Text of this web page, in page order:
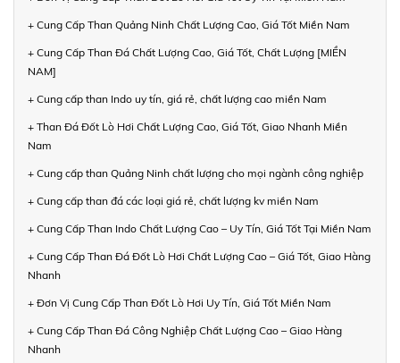
+ Cung Cấp Than Quảng Ninh Chất Lượng Cao, Giá Tốt Miền Nam
+ Cung Cấp Than Đá Chất Lượng Cao, Giá Tốt, Chất Lượng [MIỀN
NAM]
+ Cung cấp than Indo uy tín, giá rẻ, chất lượng cao miền Nam
+ Than Đá Đốt Lò Hơi Chất Lượng Cao, Giá Tốt, Giao Nhanh Miền
Nam
+ Cung cấp than Quảng Ninh chất lượng cho mọi ngành công nghiệp
+ Cung cấp than đá các loại giá rẻ, chất lượng kv miền Nam
+ Cung Cấp Than Indo Chất Lượng Cao – Uy Tín, Giá Tốt Tại Miền Nam
+ Cung Cấp Than Đá Đốt Lò Hơi Chất Lượng Cao – Giá Tốt, Giao Hàng
Nhanh
+ Đơn Vị Cung Cấp Than Đốt Lò Hơi Uy Tín, Giá Tốt Miền Nam
+ Cung Cấp Than Đá Công Nghiệp Chất Lượng Cao – Giao Hàng
Nhanh